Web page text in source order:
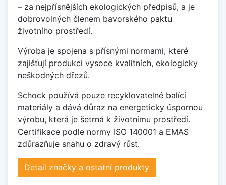
– za nejpřísnějších ekologických předpisů, a je
dobrovolných členem bavorského paktu
životního prostředí.
Výroba je spojena s přísnými normami, které
zajišťují produkci vysoce kvalitních, ekologicky
neškodných dřezů.
Schock používá pouze recyklovatelné balící
materiály a dává důraz na energeticky úspornou
výrobu, která je šetrná k životnímu prostředí.
Certifikace podle normy ISO 140001 a EMAS
zdůrazňuje snahu o zdravý růst.
Detail značky a ostatní produkty